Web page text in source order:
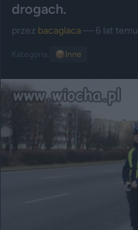
drogach.
przez bacaglaca — 6 lat temu
Kategoria: 📦 Inne